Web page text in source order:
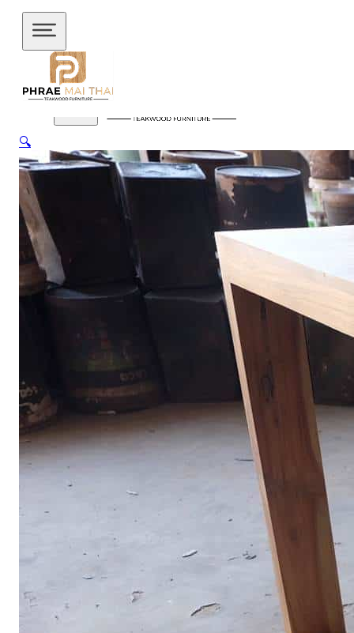
ข้ามไปยังเนื้อหาหลัก
สินค้าของเรา
อัปเดตล่าสุด
ชั้นวางทีวีชั้นวางทีวี ไม้สักโมเดิร์นชั้นวางทีวี ไม้สักมินิ
ชุดกาแฟขาเหล็ก ชุดนั่งระเบียงชุด
ชุดโต๊ะไม้สัก โมเดิร์น
ชุดโต๊ะไม้สัก มิ
ตู้เสื้อผ้า
ตู้เสื้อผ้า โมเดิร์น
ตู้รองเท้าตู้หนังสือ / ชั้นวางหนังสือ ตู้หัวเตียง
ตู้โชว์
ไม้สัก โมเดิร์นประตู ประตูไม้สัก โมเดิร์นประตูนิรภัยคู่ชอง
แสง
ประตูบานคู่ ประตูบานเฟี้ยม ภาพแกะสลัก ม้านั่งยาว
หน้าต่างห้องชุดเก้าอี้ เก้าอี้ไม้สัก โมเดิร์นเก้าอี้ไม้สัก มินิ
มอลเตียงเตียงไม้สัก โมเดิร์นเตียงไม้สัก มินิมอล
โซฟา
โซฟาไม้สัก โมเดิร์นโต๊ะไม้สัก โต๊ะกลางโซฟา
โต๊ะทำงาน
โต๊ะทํางานไม้สัก โมเดิร์น
โต๊ะทำงานไม้สัก มินิมอล
ประชุม
โต๊ะวางของ
โต๊ะกินข้าวไม้สัก
โต๊ะกินข้าวไม้สัก โมเดิร์น
โต๊ะกินข้าวไม้สัก มินิมอล
ไม้แปรรูป อื่นๆ
สินค้าทั้งหมด (ALL
PRODUCT)
เกี่ยวกับเรา (ABOUT US)
ประวัติแพร่ไม้ไทย (COMPANY BACKGROUND)
ลูกค้าและพาร์ทเนอร์ (OUR CUSTOMERS)
โรงงานแพร่ไม้ไทย (FACTORY)
🔍